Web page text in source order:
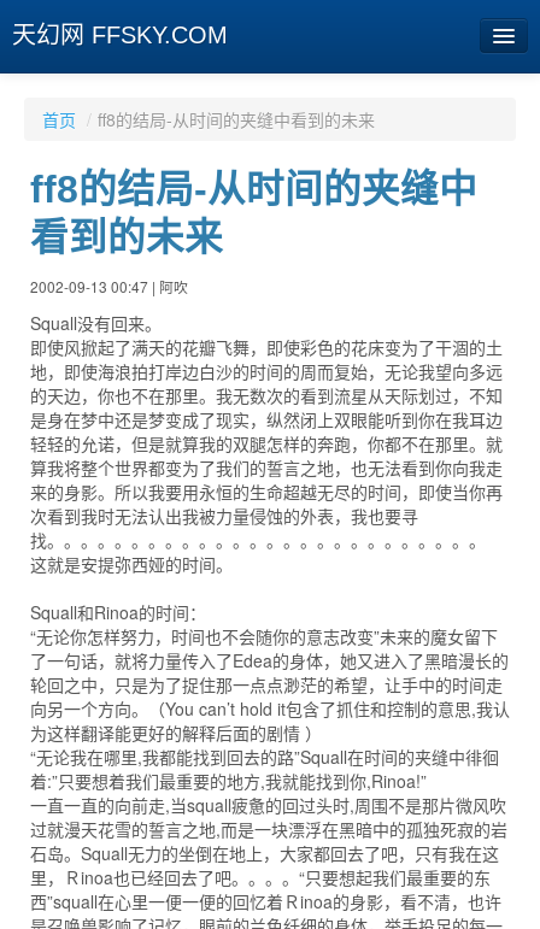
天幻网 FFSKY.COM
娱乐
相册
社区
旧版临时
首页 / ff8的结局-从时间的夹缝中看到的未来
ff8的结局-从时间的夹缝中
看到的未来
2002-09-13 00:47 | 阿吹
Squall没有回来。
即使风掀起了满天的花瓣飞舞，即使彩色的花床变为了干涸的土
地，即使海浪拍打岸边白沙的时间的周而复始，无论我望向多远
的天边，你也不在那里。我无数次的看到流星从天际划过，不知
是身在梦中还是梦变成了现实，纵然闭上双眼能听到你在我耳边
轻轻的允诺，但是就算我的双腿怎样的奔跑，你都不在那里。就
算我将整个世界都变为了我们的誓言之地，也无法看到你向我走
来的身影。所以我要用永恒的生命超越无尽的时间，即使当你再
次看到我时无法认出我被力量侵蚀的外表，我也要寻
找。。。。。。。。。。。。。。。。。。。。。。。。。。
这就是安提弥西娅的时间。
Squall和Rinoa的时间：
“无论你怎样努力，时间也不会随你的意志改变”未来的魔女留下
了一句话，就将力量传入了Edea的身体，她又进入了黑暗漫长的
轮回之中，只是为了捉住那一点点渺茫的希望，让手中的时间走
向另一个方向。（You can’t hold it包含了抓住和控制的意思,我认
为这样翻译能更好的解释后面的剧情 ）
“无论我在哪里,我都能找到回去的路”Squall在时间的夹缝中徘徊
着:”只要想着我们最重要的地方,我就能找到你,Rinoa!”
一直一直的向前走,当squall疲惫的回过头时,周围不是那片微风吹
过就漫天花雪的誓言之地,而是一块漂浮在黑暗中的孤独死寂的岩
石岛。Squall无力的坐倒在地上，大家都回去了吧，只有我在这
里，Ｒinoa也已经回去了吧。。。。“只要想起我们最重要的东
西”squall在心里一便一便的回忆着Ｒinoa的身影，看不清，也许